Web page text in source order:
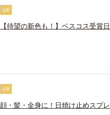
UV
【待望の新色も！】ベスコス受賞
UV
顔・髪・全身に！日焼け止めスプ